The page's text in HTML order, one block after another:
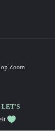
Zoom
LET'S